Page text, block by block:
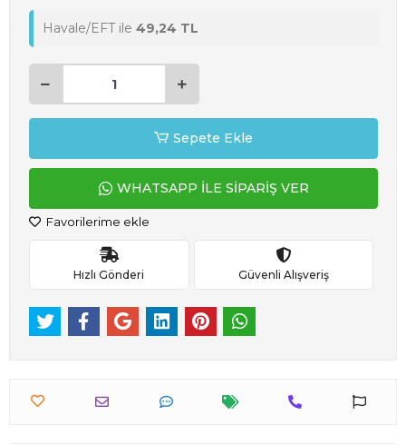
Havale/EFT ile 49,24 TL
Sepete Ekle
WHATSAPP İLE SİPARİŞ VER
Favorilerime ekle
Hızlı Gönderi Güvenli Alışveriş